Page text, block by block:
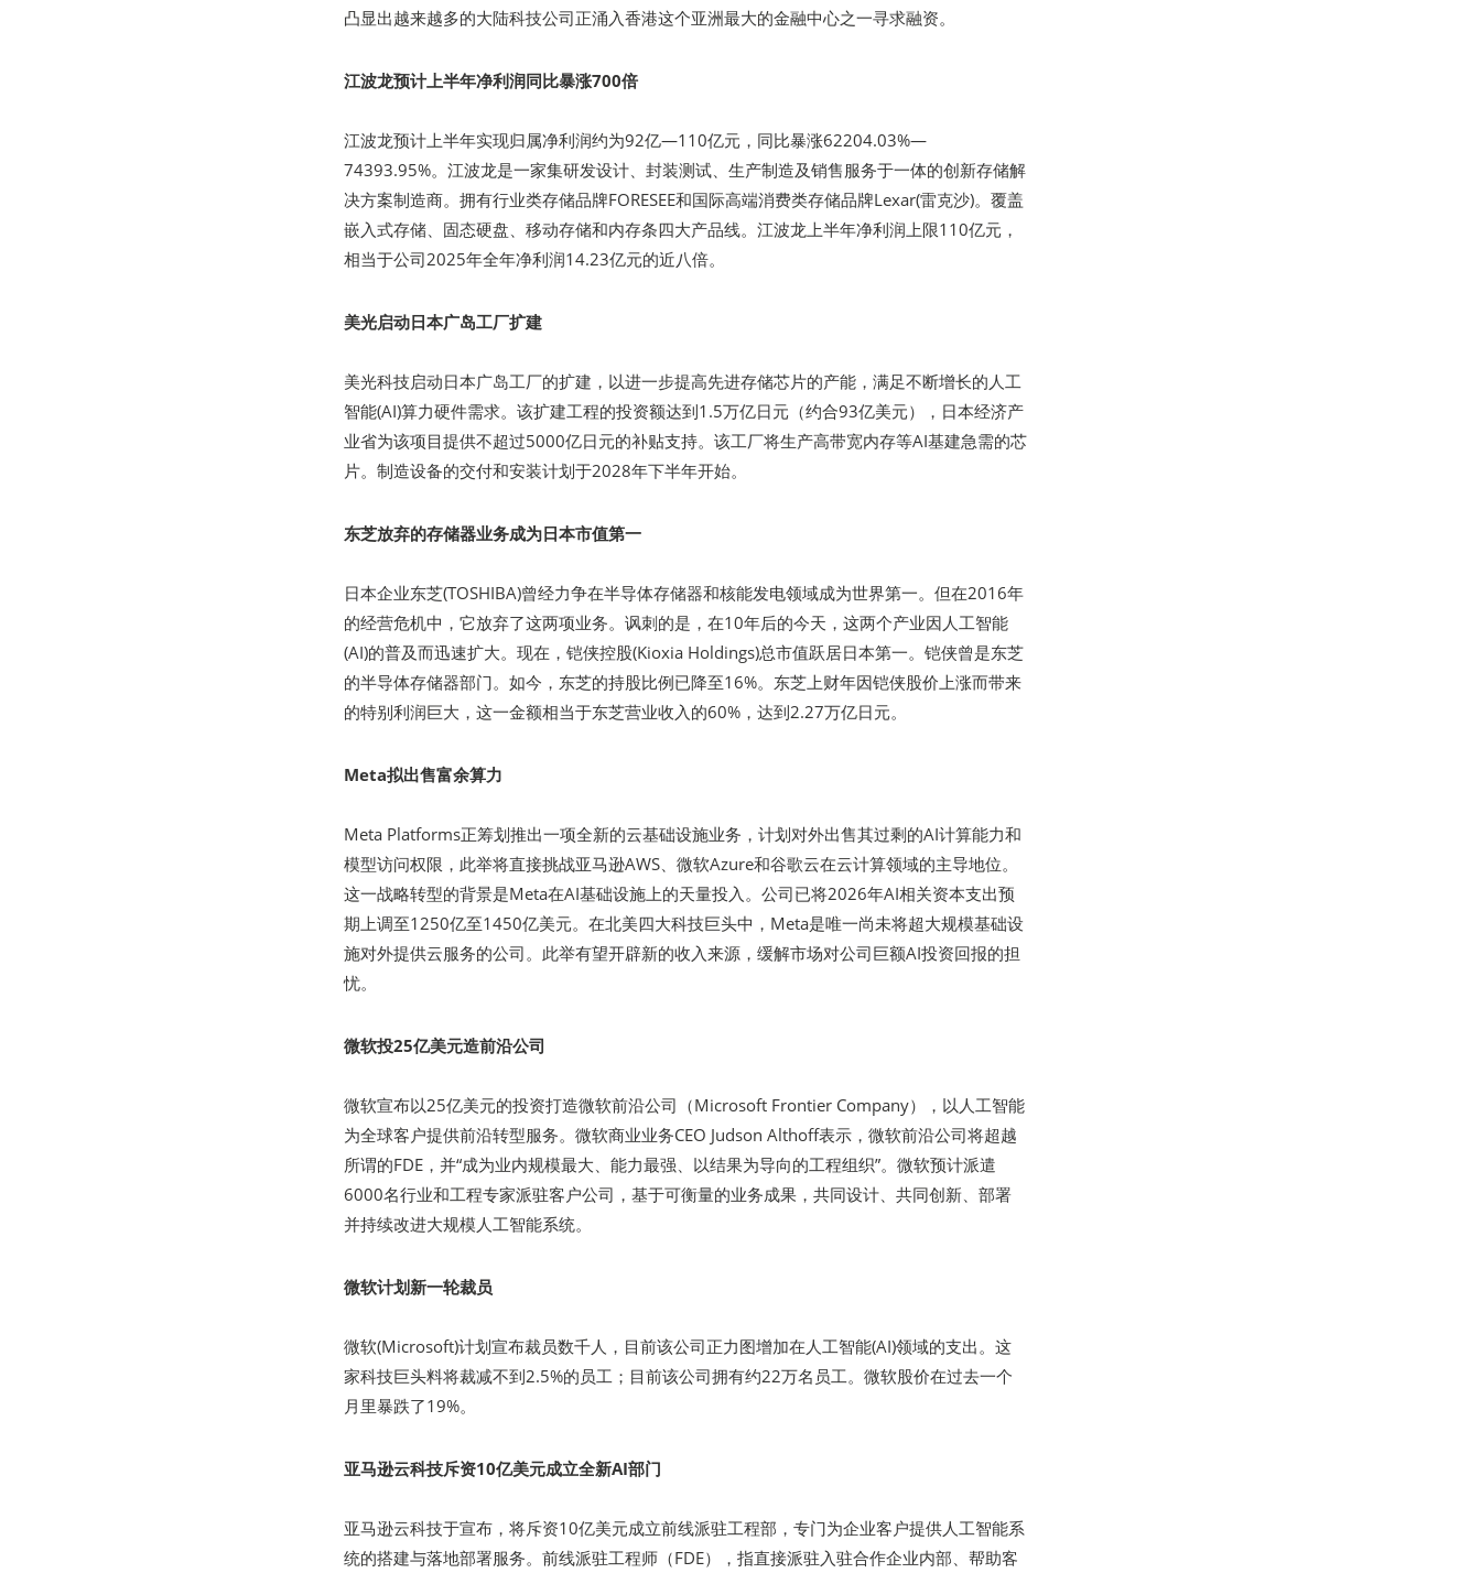
凸显出越来越多的大陆科技公司正涌入香港这个亚洲最大的金融中心之一寻求融资。
江波龙预计上半年净利润同比暴涨700倍
江波龙预计上半年实现归属净利润约为92亿—110亿元，同比暴涨62204.03%—
74393.95%。江波龙是一家集研发设计、封装测试、生产制造及销售服务于一体的创新存储解
决方案制造商。拥有行业类存储品牌FORESEE和国际高端消费类存储品牌Lexar(雷克沙)。覆盖
嵌入式存储、固态硬盘、移动存储和内存条四大产品线。江波龙上半年净利润上限110亿元，
相当于公司2025年全年净利润14.23亿元的近八倍。
美光启动日本广岛工厂扩建
美光科技启动日本广岛工厂的扩建，以进一步提高先进存储芯片的产能，满足不断增长的人工
智能(AI)算力硬件需求。该扩建工程的投资额达到1.5万亿日元（约合93亿美元），日本经济产
业省为该项目提供不超过5000亿日元的补贴支持。该工厂将生产高带宽内存等AI基建急需的芯
片。制造设备的交付和安装计划于2028年下半年开始。
东芝放弃的存储器业务成为日本市值第一
日本企业东芝(TOSHIBA)曾经力争在半导体存储器和核能发电领域成为世界第一。但在2016年
的经营危机中，它放弃了这两项业务。讽刺的是，在10年后的今天，这两个产业因人工智能
(AI)的普及而迅速扩大。现在，铠侠控股(Kioxia Holdings)总市值跃居日本第一。铠侠曾是东芝
的半导体存储器部门。如今，东芝的持股比例已降至16%。东芝上财年因铠侠股价上涨而带来
的特别利润巨大，这一金额相当于东芝营业收入的60%，达到2.27万亿日元。
Meta拟出售富余算力
Meta Platforms正筹划推出一项全新的云基础设施业务，计划对外出售其过剩的AI计算能力和
模型访问权限，此举将直接挑战亚马逊AWS、微软Azure和谷歌云在云计算领域的主导地位。
这一战略转型的背景是Meta在AI基础设施上的天量投入。公司已将2026年AI相关资本支出预
期上调至1250亿至1450亿美元。在北美四大科技巨头中，Meta是唯一尚未将超大规模基础设
施对外提供云服务的公司。此举有望开辟新的收入来源，缓解市场对公司巨额AI投资回报的担
忧。
微软投25亿美元造前沿公司
微软宣布以25亿美元的投资打造微软前沿公司（Microsoft Frontier Company），以人工智能
为全球客户提供前沿转型服务。微软商业业务CEO Judson Althoff表示，微软前沿公司将超越
所谓的FDE，并“成为业内规模最大、能力最强、以结果为导向的工程组织”。微软预计派遣
6000名行业和工程专家派驻客户公司，基于可衡量的业务成果，共同设计、共同创新、部署
并持续改进大规模人工智能系统。
微软计划新一轮裁员
微软(Microsoft)计划宣布裁员数千人，目前该公司正力图增加在人工智能(AI)领域的支出。这
家科技巨头料将裁减不到2.5%的员工；目前该公司拥有约22万名员工。微软股价在过去一个
月里暴跌了19%。
亚马逊云科技斥资10亿美元成立全新AI部门
亚马逊云科技于宣布，将斥资10亿美元成立前线派驻工程部，专门为企业客户提供人工智能系
统的搭建与落地部署服务。前线派驻工程师（FDE），指直接派驻入驻合作企业内部、帮助客